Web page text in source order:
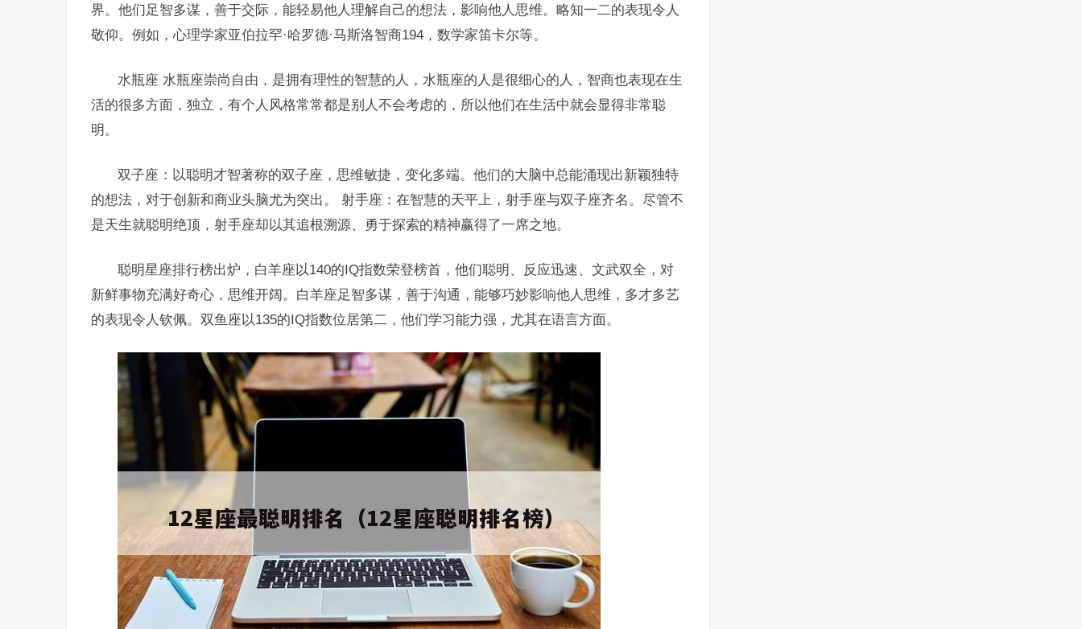
界。他们足智多谋，善于交际，能轻易他人理解自己的想法，影响他人思维。略知一二的表现令人
敬仰。例如，心理学家亚伯拉罕·哈罗德·马斯洛智商194，数学家笛卡尔等。
水瓶座 水瓶座崇尚自由，是拥有理性的智慧的人，水瓶座的人是很细心的人，智商也表现在生
活的很多方面，独立，有个人风格常常都是别人不会考虑的，所以他们在生活中就会显得非常聪
明。
双子座：以聪明才智著称的双子座，思维敏捷，变化多端。他们的大脑中总能涌现出新颖独特
的想法，对于创新和商业头脑尤为突出。 射手座：在智慧的天平上，射手座与双子座齐名。尽管不
是天生就聪明绝顶，射手座却以其追根溯源、勇于探索的精神赢得了一席之地。
聪明星座排行榜出炉，白羊座以140的IQ指数荣登榜首，他们聪明、反应迅速、文武双全，对
新鲜事物充满好奇心，思维开阔。白羊座足智多谋，善于沟通，能够巧妙影响他人思维，多才多艺
的表现令人钦佩。双鱼座以135的IQ指数位居第二，他们学习能力强，尤其在语言方面。